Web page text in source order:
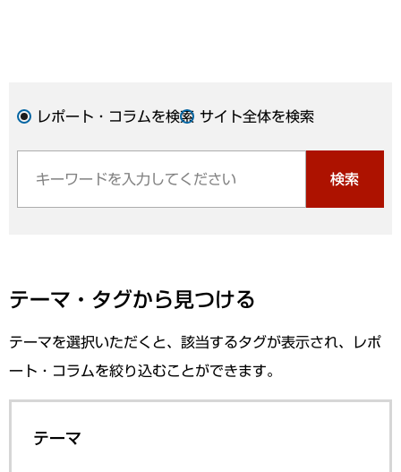
レポート・コラムを検索 サイト全体を検索
検索
テーマ・タグから見つける
テーマを選択いただくと、該当するタグが表示され、レポ
ート・コラムを絞り込むことができます。
テーマ